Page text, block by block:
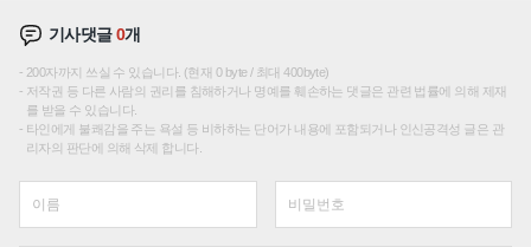
기사댓글0개
200자까지 쓰실 수 있습니다. (현재 0 byte / 최대 400byte)
저작권 등 다른 사람의 권리를 침해하거나 명예를 훼손하는 댓글은 관련 법률에 의해 제재
를 받을 수 있습니다.
타인에게 불쾌감을 주는 욕설 등 비하하는 단어가 내용에 포함되거나 인신공격성 글은 관
리자의 판단에 의해 삭제 합니다.